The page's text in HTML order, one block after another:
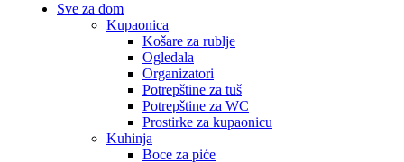
Sve za dom
Kupaonica
Košare za rublje
Ogledala
Organizatori
Potrepštine za tuš
Potrepštine za WC
Prostirke za kupaonicu
Kuhinja
Boce za piće